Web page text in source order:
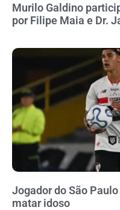
Murilo Galdino
por Filipe Maia e Dr.
Jogador do São
matar idoso